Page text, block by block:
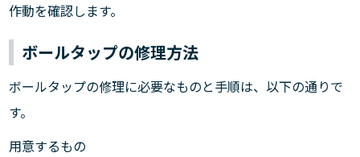
作動を確認します。
ボールタップの修理方法
ボールタップの修理に必要なものと手順は、以下の通りで
す。
用意するもの